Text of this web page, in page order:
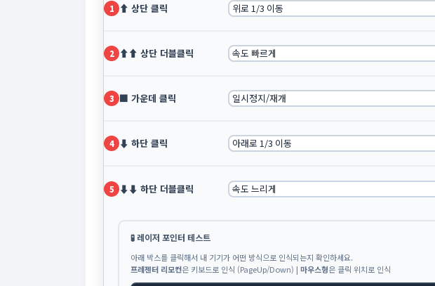
1 ⬆ 상단 클릭
2 ⬆⬆ 상단 더블클릭
3 ⬛ 가운데 클릭
4 ⬇ 하단 클릭
5 ⬇⬇ 하단 더블클릭
🧪 레이저 포인터 테스트
아래 박스를 클릭해서 내 기기가 어떤 방식으로 인식되는지 확인하세요.
프레젠터 리모컨은 키보드로 인식 (PageUp/Down) | 마우스형은 클릭 위치로 인식